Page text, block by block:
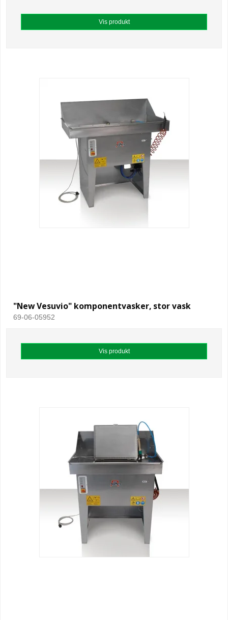
Vis produkt
"New Vesuvio" komponentvasker, stor vask
69-06-05952
Vis produkt